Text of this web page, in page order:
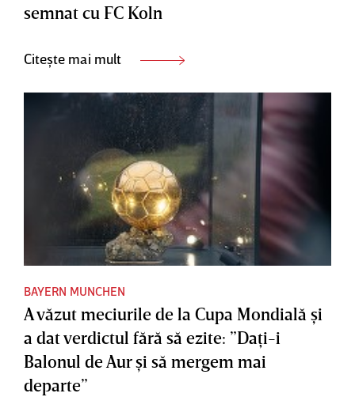
semnat cu FC Koln
Citește mai mult
BAYERN MUNCHEN
A văzut meciurile de la Cupa Mondială şi
a dat verdictul fără să ezite: ”Daţi-i
Balonul de Aur şi să mergem mai
departe”